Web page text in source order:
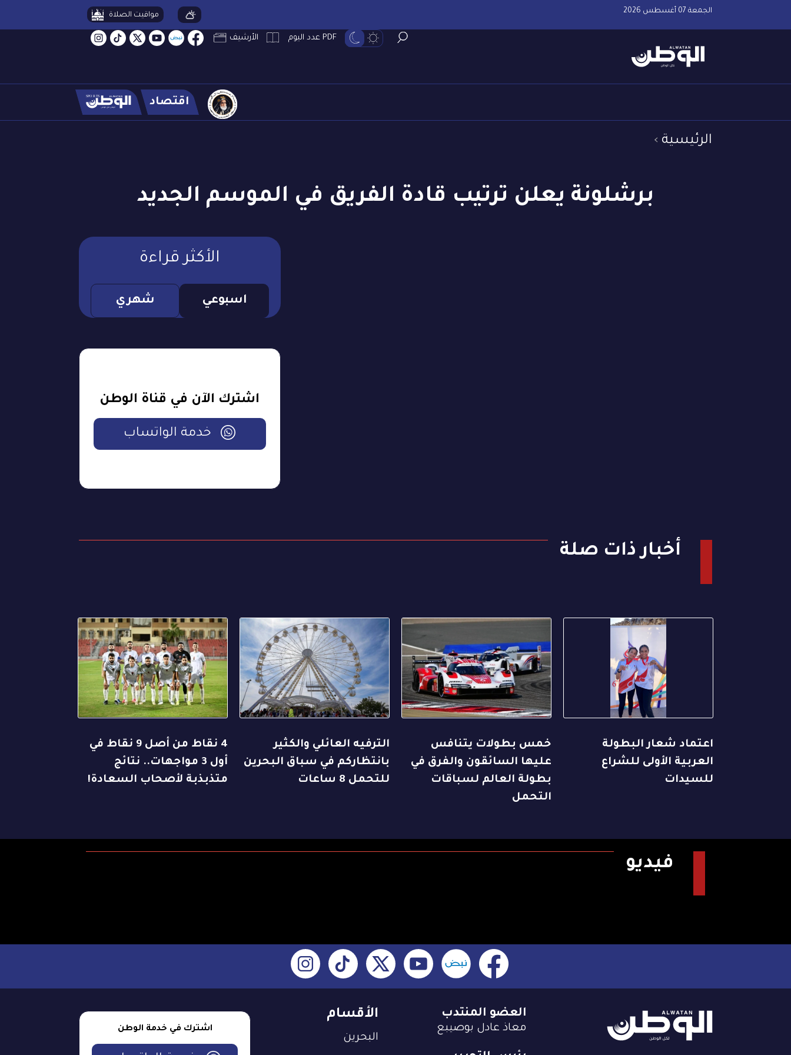
الجمعة 07 أغسطس 2026 مواقيت الصلاة
PDF عدد اليوم الأرشيف
اقتصاد
الرئيسية
برشلونة يعلن ترتيب قادة الفريق في الموسم الجديد
الأكثر قراءة
اسبوعي شهري
اشترك الآن في قناة الوطن
خدمة الواتساب
أخبار ذات صلة
اعتماد شعار البطولة
العربية الأولى للشراع
للسيدات
خمس بطولات يتنافس
عليها السائقون والفرق في
بطولة العالم لسباقات
التحمل
الترفيه العائلي والكثير
بانتظاركم في سباق البحرين
للتحمل 8 ساعات
4 نقاط من أصل 9 نقاط في
أول 3 مواجهات.. نتائج
متذبذبة لأصحاب السعادة!
فيديو
الأقسام
البحرين
العضو المنتدب
معاذ عادل بوصيبع اشترك في خدمة الوطن